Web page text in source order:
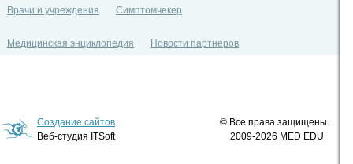
Врачи и учреждения
Симптомчекер
Медицинская энциклопедия
Новости партнеров
Создание сайтов
Веб-студия ITSoft
© Все права защищены.
2009-2026 MED EDU